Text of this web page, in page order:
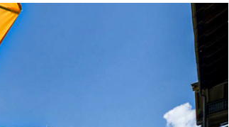
som erbjuder härliga utomhus-
på semester. Under sommarhalvåret är
markerade vandringsleder och 700 km
fungerar som samlingspunkt
av Österrikes bästa och varmaste
dricksvattenkvalitet kan du tryggt bada,